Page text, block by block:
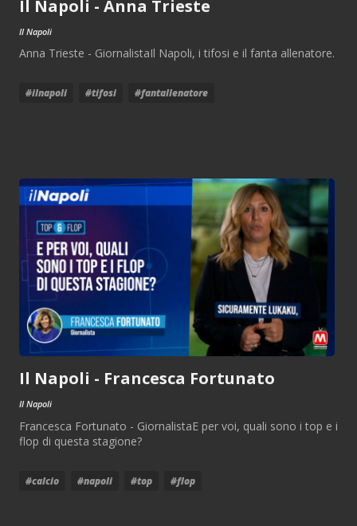
Il Napoli - Anna Trieste
Il Napoli
Anna Trieste - GiornalistaIl Napoli, i tifosi e il fanta allenatore.
#ilnapoli #tifosi #fantallenatore
Il Napoli - Francesca Fortunato
Il Napoli
Francesca Fortunato - GiornalistaE per voi, quali sono i top e i
flop di questa stagione?
#calcio #napoli #top #flop